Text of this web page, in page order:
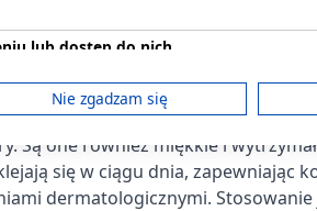
opaska
stawu
zł
włókninowy
3,76 zł
zapobiegając
przez obuwie. Działanie
i zmiękczające, co jest
ułatwiając jego późniejsze
umieszczonej piance
Są one również miękkie i
się w ciągu dnia, zapewniając
dermatologicznymi.
lub dostęp do nich
do wyboru reklam
reklam
Nie zgadzam się